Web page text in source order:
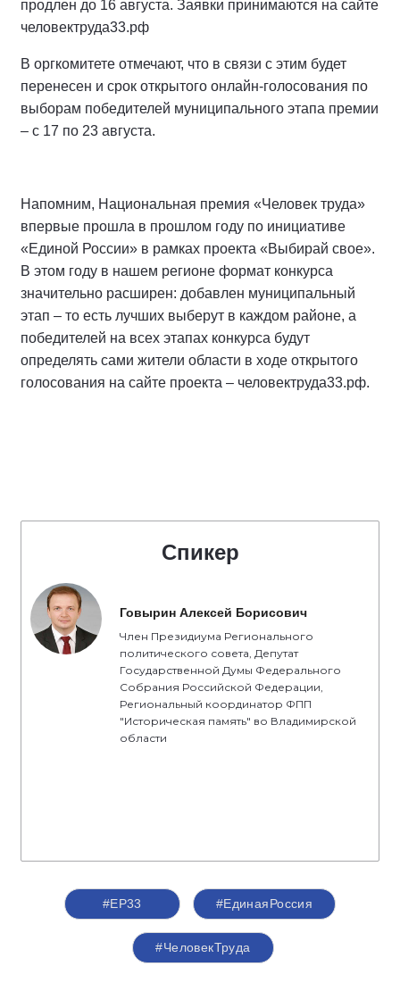
продлен до 16 августа. Заявки принимаются на сайте
человектруда33.рф
В оргкомитете отмечают, что в связи с этим будет
перенесен и срок открытого онлайн-голосования по
выборам победителей муниципального этапа премии
– с 17 по 23 августа.
Напомним, Национальная премия «Человек труда»
впервые прошла в прошлом году по инициативе
«Единой России» в рамках проекта «Выбирай свое».
В этом году в нашем регионе формат конкурса
значительно расширен: добавлен муниципальный
этап – то есть лучших выберут в каждом районе, а
победителей на всех этапах конкурса будут
определять сами жители области в ходе открытого
голосования на сайте проекта – человектруда33.рф.
Спикер
Говырин Алексей Борисович
Член Президиума Регионального
политического совета, Депутат
Государственной Думы Федерального
Собрания Российской Федерации,
Региональный координатор ФПП
"Историческая память" во Владимирской
области
#ЕР33 #‎ЕдинаяРоссия
#ЧеловекТруда